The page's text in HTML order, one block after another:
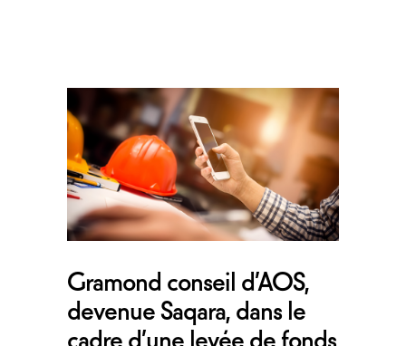
Gramond conseil d’AOS,
devenue Saqara, dans le
cadre d’une levée de fonds